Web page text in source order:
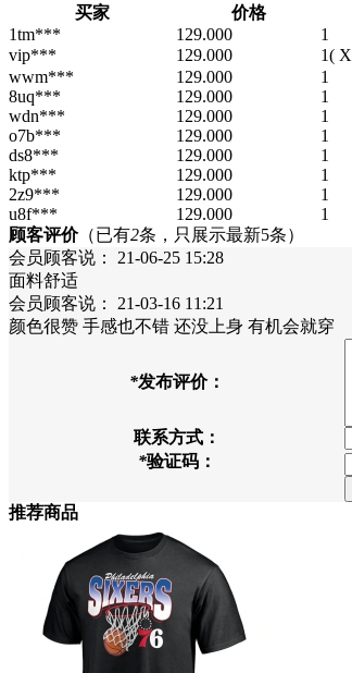
买家
价格
1tm***
129.000 1
vip***
129.000 1(
wwm***
129.000 1
8uq***
129.000 1
wdn***
129.000 1
o7b***
129.000 1
ds8***
129.000 1
ktp***
129.000 1
2z9***
129.000 1
u8f***
129.000 1
顾客评价（已有2条，只展示最新5条）
会员顾客说： 21-06-25 15:28
面料舒适
会员顾客说： 21-03-16 11:21
颜色很赞 手感也不错 还没上身 有机会就穿
*发布评价：
联系方式：
*验证码：
推荐商品